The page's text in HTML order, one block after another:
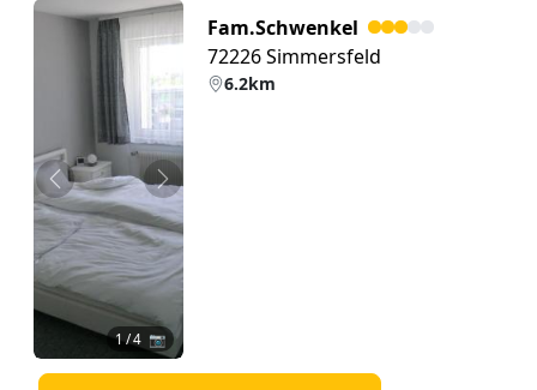
Zurück Weiter
1/ 4 📷
Fam.Schwenkel
72226 Simmersfeld
6.2km